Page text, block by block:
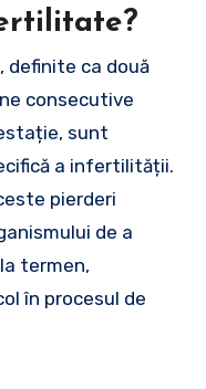
definite ca două
consecutive
sunt
a infertilității.
pierderi
de a
termen,
în procesul de